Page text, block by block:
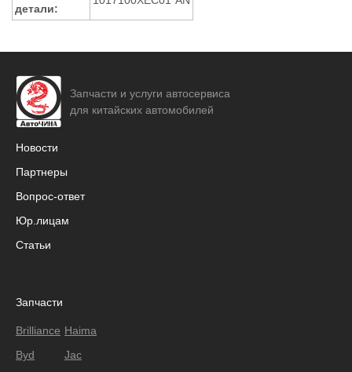
детали:
Запчасти и услуги автосервиса
для китайских автомобилей
Новости
Партнеры
Вопрос-ответ
Юр.лицам
Статьи
Запчасти
Brilliance
Byd
Haima
Jac